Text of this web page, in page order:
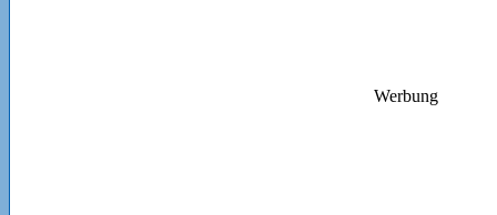
Werbung